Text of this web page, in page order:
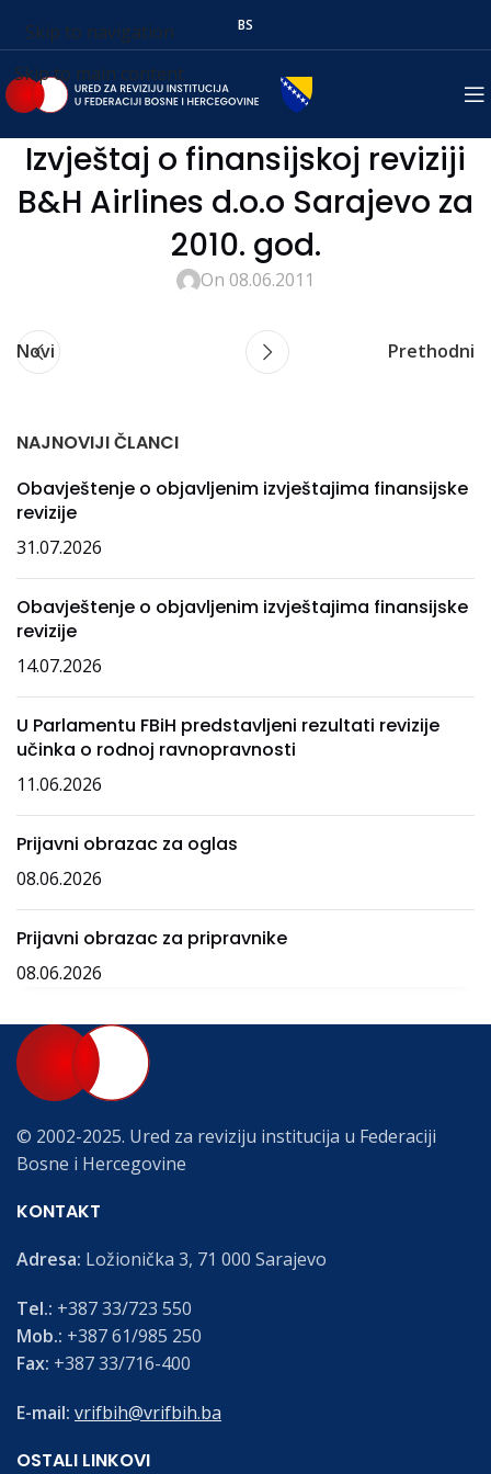
Skip to navigation
Skip to main content
BS
Izvještaj o finansijskoj reviziji
B&H Airlines d.o.o Sarajevo za
2010. god.
On 08.06.2011
Novi Prethodni
NAJNOVIJI ČLANCI
Obavještenje o objavljenim izvještajima finansijske
revizije
31.07.2026
Obavještenje o objavljenim izvještajima finansijske
revizije
14.07.2026
U Parlamentu FBiH predstavljeni rezultati revizije
učinka o rodnoj ravnopravnosti
11.06.2026
Prijavni obrazac za oglas
08.06.2026
Prijavni obrazac za pripravnike
08.06.2026
© 2002-2025. Ured za reviziju institucija u Federaciji
Bosne i Hercegovine
KONTAKT
Adresa: Ložionička 3, 71 000 Sarajevo
Tel.: +387 33/723 550
Mob.: +387 61/985 250
Fax: +387 33/716-400
E-mail: vrifbih@vrifbih.ba
OSTALI LINKOVI